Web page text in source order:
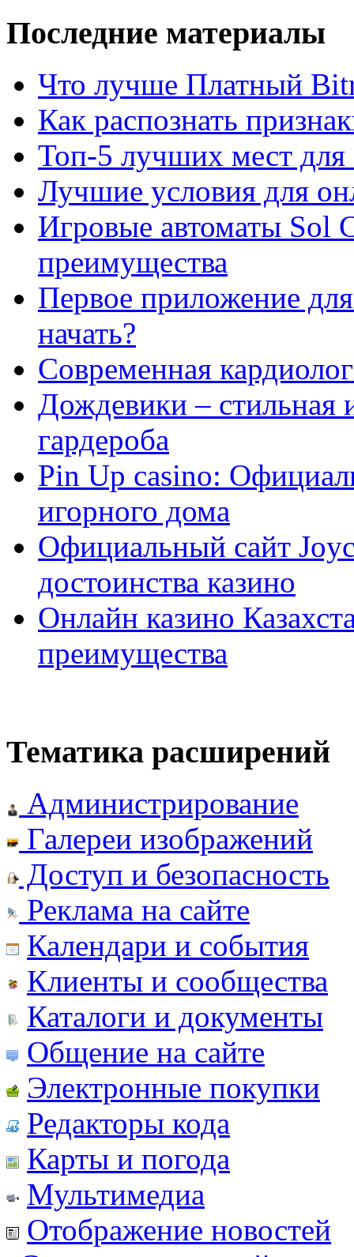
Последние материалы
Что лучше Платный
Как распознать
Топ-5 лучших мест для
Лучшие условия для
Игровые автоматы Sol
преимущества
Первое приложение
начать?
Современная
Дождевики – стильная
гардероба
Pin Up casino:
игорного дома
Официальный сайт
достоинства казино
Онлайн казино
преимущества
Тематика расширений
Администрирование
Галереи изображений
Доступ и безопасность
Реклама на сайте
Календари и события
Клиенты и сообщества
Каталоги и документы
Общение на сайте
Электронные покупки
Редакторы кода
Карты и погода
Мультимедиа
Отображение новостей